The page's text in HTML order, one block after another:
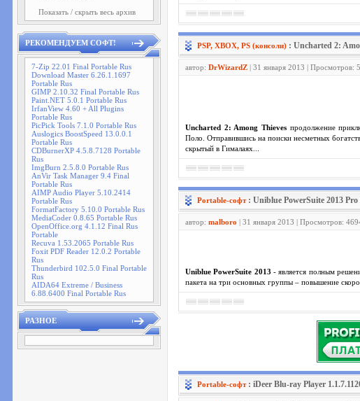
Показать / скрыть весь архив
РЕКОМЕНДУЕМ СОФТ!
7-Zip 22.01 Final Portable Rus
Download Master 6.26.1.1697
Portable Rus
GIMP 2.10.32 Final Portable Rus
Paint.NET 5.0.1 Portable Rus
IrfanView 4.60 + All Plugins
Portable Rus
PicPick Tools 7.1.0 Portable Rus
Auslogics BoostSpeed 13.0.0.1
Portable Rus
CDBurnerXP 4.5.8.7128 Portable
Rus
ImgBurn 2.5.8.0 Portable Rus
AnVir Task Manager 9.4 Final
Portable Rus
AIMP Audio Player 5.10.2414
Portable Rus
FormatFactory 5.10.0 Portable Rus
MediaCoder 0.8.65 Portable Rus
OpenOffice.org 4.1.12 Final Rus
Portable
Recuva 1.53.2065 Portable Rus
Foxit PDF Reader 12.0.2 Portable
Rus
Thunderbird 102.5.0 Final Portable
Rus
AIDA64 Extreme / Business
6.88.6400 Final Portable Rus
РАЗНОЕ
PSP, XBOX, PS (консоли) : Uncharted 2:
автор: DrWizardZ | 31 января 2013 | Просмотров:
Uncharted 2: Among Thievesпродолжение
Поло. Отправившись на поиски несметных
скрытый в Гималаях...
Portable-софт : Uniblue PowerSuite 2013
автор: malboro | 31 января 2013 | Просмотров:
Uniblue PowerSuite 2013 - является полным
пакета на три основных группы – повышение
Portable-софт : iDeer Blu-ray Player